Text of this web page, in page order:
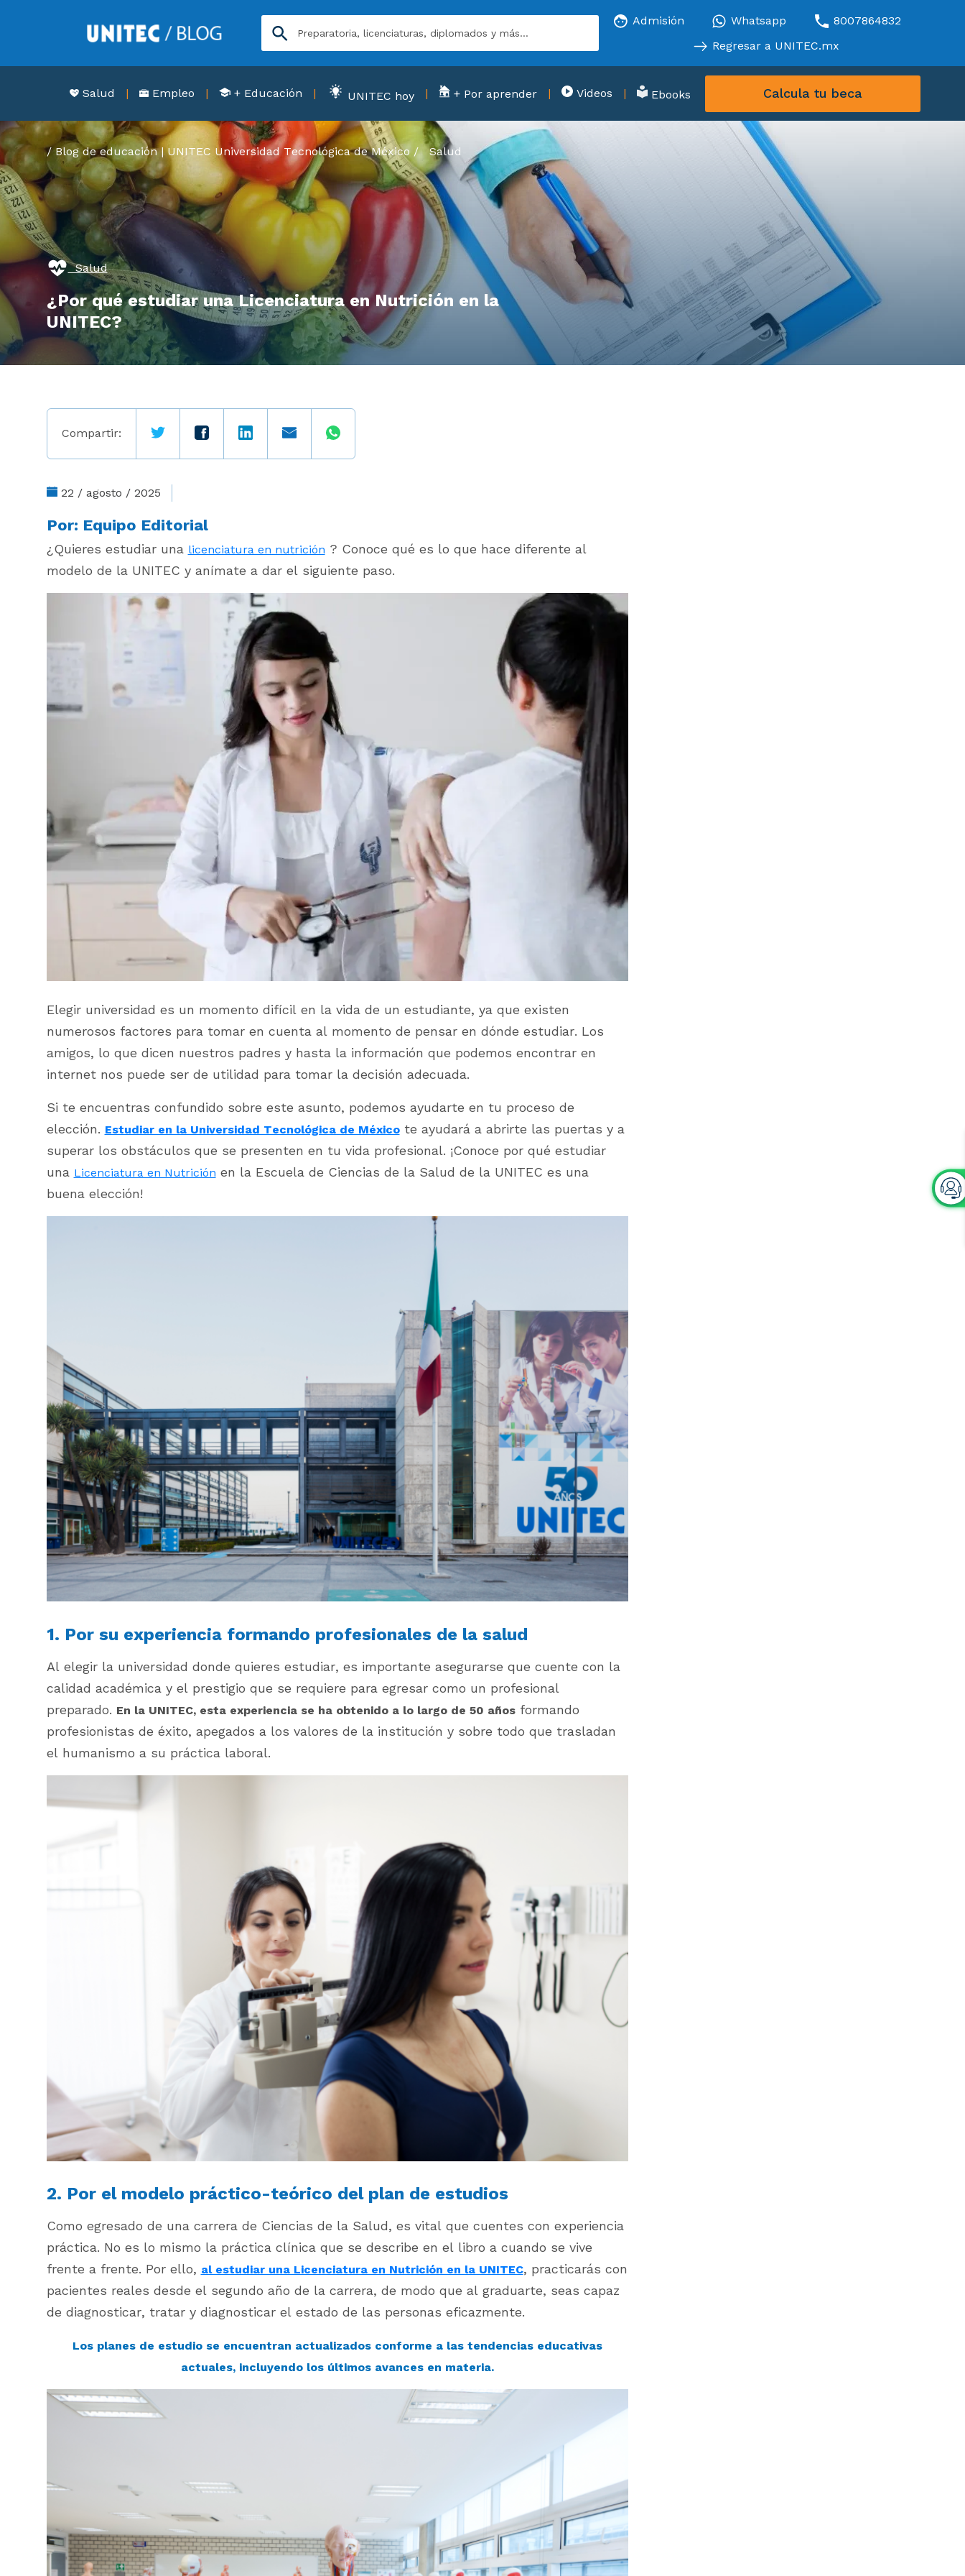
Admisión Whatsapp
8007864832
Regresar a UNITEC.mx
Salud Empleo + Educación UNITEC hoy + Por aprender Videos Ebooks Calcula tu beca
Blog de educación | UNITEC Universidad Tecnológica de México /Salud
Salud
¿Por qué estudiar una Licenciatura en Nutrición en la
UNITEC?
Compartir:
22 / agosto / 2025
Por: Equipo Editorial
¿Quieres estudiar una licenciatura en nutrición ? Conoce qué es lo que hace diferente al
modelo de la UNITEC y anímate a dar el siguiente paso.
Elegir universidad es un momento difícil en la vida de un estudiante, ya que existen
numerosos factores para tomar en cuenta al momento de pensar en dónde estudiar. Los
amigos, lo que dicen nuestros padres y hasta la información que podemos encontrar en
internet nos puede ser de utilidad para tomar la decisión adecuada.
Si te encuentras confundido sobre este asunto, podemos ayudarte en tu proceso de
elección. Estudiar en la Universidad Tecnológica de Méxicote ayudará a abrirte las puertas y a
superar los obstáculos que se presenten en tu vida profesional. ¡Conoce por qué estudiar
una Licenciatura en Nutrición en la Escuela de Ciencias de la Salud de la UNITEC es una
buena elección!
1. Por su experiencia formando profesionales de la salud
Al elegir la universidad donde quieres estudiar, es importante asegurarse que cuente con la
calidad académica y el prestigio que se requiere para egresar como un profesional
preparado. En la UNITEC, esta experiencia se ha obtenido a lo largo de 50 añosformando
profesionistas de éxito, apegados a los valores de la institución y sobre todo que trasladan
el humanismo a su práctica laboral.
2. Por el modelo práctico-teórico del plan de estudios
Como egresado de una carrera de Ciencias de la Salud, es vital que cuentes con experiencia
práctica. No es lo mismo la práctica clínica que se describe en el libro a cuando se vive
frente a frente. Por ello, al estudiar una Licenciatura en Nutrición en la UNITEC, practicarás con
pacientes reales desde el segundo año de la carrera, de modo que al graduarte, seas capaz
de diagnosticar, tratar y diagnosticar el estado de las personas eficazmente.
Los planes de estudio se encuentran actualizados conforme a las tendencias educativas
actuales, incluyendo los últimos avances en materia.